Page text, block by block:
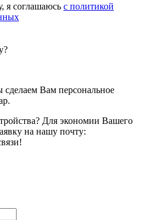
я соглашаюсь с политикой
Вам персональное
Для экономии Вашего
на нашу почту: